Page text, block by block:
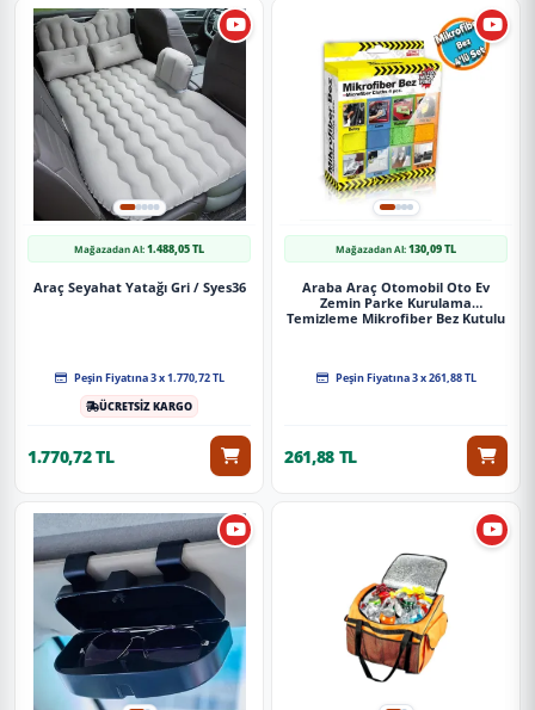
Mağazadan Al:1.488,05 TL
Araç Seyahat Yatağı Gri / Syes36
Peşin Fiyatına 3 x 1.770,72 TL
ÜCRETSİZ KARGO
1.770,72 TL
Mağazadan Al:130,09 TL
Araba Araç Otomobil Oto Ev
Zemin Parke Kurulama
Temizleme Mikrofiber Bez Kutulu
Peşin Fiyatına 3 x 261,88 TL
261,88 TL